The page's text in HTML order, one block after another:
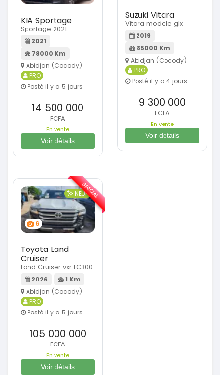
KIA Sportage
Sportage 2021
2021
78000 Km
Abidjan (Cocody)
PRO
Posté il y a 5 jours
14 500 000
FCFA
En vente
Voir détails
Suzuki Vitara
Vitara modele glx
2019
85000 Km
Abidjan (Cocody)
PRO
Posté il y a 4 jours
9 300 000
FCFA
En vente
Voir détails
6
NEUF
Toyota Land
Cruiser
Land Cruiser vxr LC300
2026
1 Km
Abidjan (Cocody)
PRO
Posté il y a 5 jours
105 000 000
FCFA
En vente
Voir détails
SPÉCIAL